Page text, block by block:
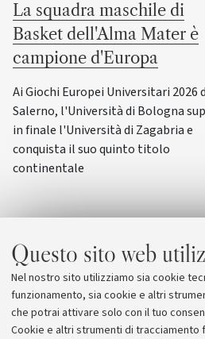
Questo sito web
Nel nostro sito utilizziamo sia cookie
funzionamento, sia cookie e altri
che potrai attivare solo con il tuo
Cookie e altri strumenti di
La squadra maschile di
Basket dell'Alma Mater è
campione d'Europa
Ai Giochi Europei Universitari 2026
Salerno, l'Università di Bologna
in finale l'Università di Zagabria e
conquista il suo quinto titolo
continentale